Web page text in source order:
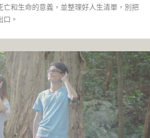
亡和生命的意義，並整理好人生清單，別把
。